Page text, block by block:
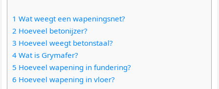
1 Wat weegt een wapeningsnet?
2 Hoeveel betonijzer?
3 Hoeveel weegt betonstaal?
4 Wat is Grymafer?
5 Hoeveel wapening in fundering?
6 Hoeveel wapening in vloer?